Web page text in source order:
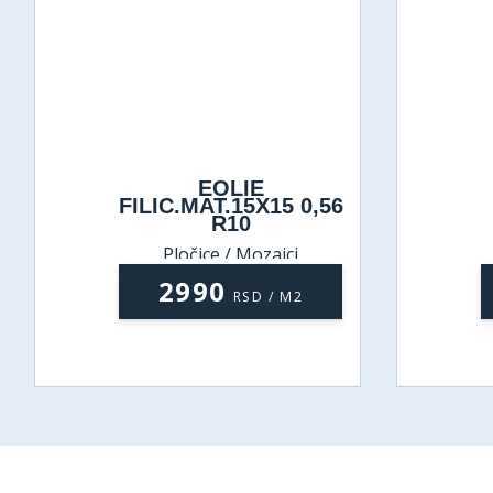
EOLIE
FILIC.MAT.15X15 0,56
R10
Pločice / Mozaici
2990 RSD / M2